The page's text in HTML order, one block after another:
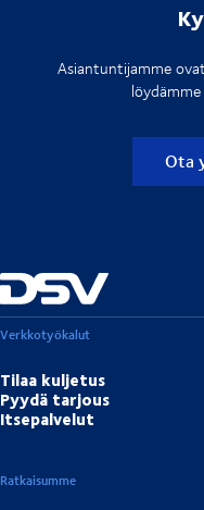
Asiantuntijamme
Ota
Verkkotyökalut
Tilaa kuljetus
Pyydä tarjous
Itsepalvelut
Ratkaisumme